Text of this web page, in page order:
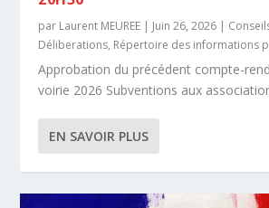
par Laurent MEUREE | Juin 26, 2026 |
Déliberations, Répertoire des informations
Approbation du précédent compte-
voirie 2026 Subventions aux
EN SAVOIR PLUS